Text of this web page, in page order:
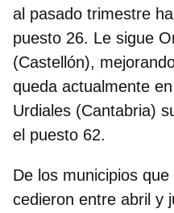
al pasado trimestre
puesto 26. Le sigue
(Castellón),
queda actualmente
Urdiales (Cantabria)
el puesto 62.
De los municipios
cedieron entre abril y